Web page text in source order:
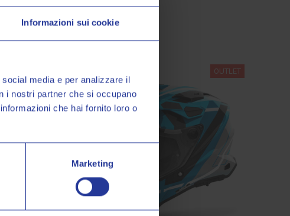
Informazioni sui cookie
media e per analizzare il
i nostri partner che si occupano
che hai fornito loro o
Marketing
OUTLET
Valeri Sport